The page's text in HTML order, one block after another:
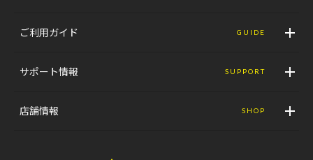
ご利用ガイド GUIDE
サポート情報 SUPPORT
店舗情報 SHOP